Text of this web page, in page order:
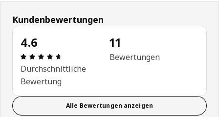
Kundenbewertungen
4.6
Bewertung: 4.6 von 5 Sterne Anzahl der
Durchschnittliche
Bewertung
11
Bewertungen
Alle Bewertungen anzeigen